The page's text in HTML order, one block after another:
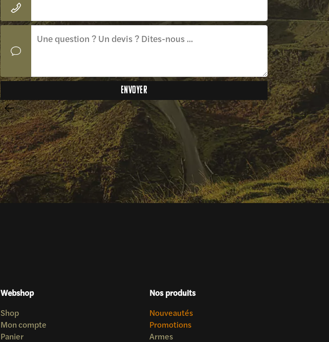
Webshop
Shop
Mon compte
Panier
Nos produits
Nouveautés
Promotions
Armes